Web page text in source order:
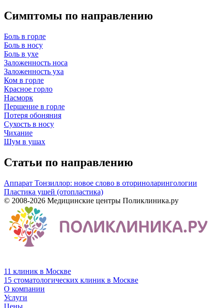
Симптомы по направлению
Боль в горле
Боль в носу
Боль в ухе
Заложенность носа
Заложенность уха
Ком в горле
Красное горло
Насморк
Першение в горле
Потеря обоняния
Сухость в носу
Чихание
Шум в ушах
Статьи по направлению
Аппарат Тонзиллор: новое слово в оториноларингологии
Пластика ушей (отопластика)
© 2008-2026 Медицинские центры Поликлиника.ру
11 клиник в Москве
15 стоматологических клиник в Москве
О компании
Услуги